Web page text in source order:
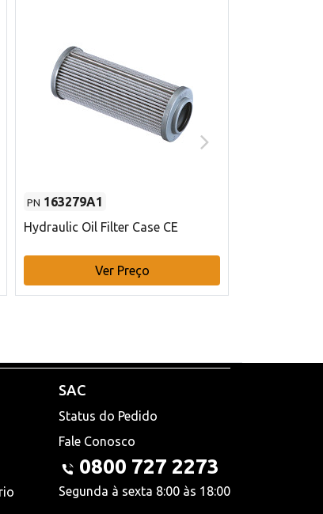
PN 163279A1
Hydraulic Oil Filter Case CE
Ver Preço
SAC
Status do Pedido
Fale Conosco
0800 727 2273
Segunda à sexta 8:00 às 18:00